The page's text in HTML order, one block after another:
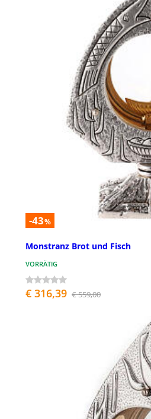
-43%
Monstranz Brot und Fisch
VORRÄTIG
€ 316,39 € 559,00